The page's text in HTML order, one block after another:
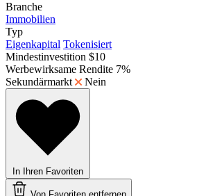
Branche
Immobilien
Typ
Eigenkapital Tokenisiert
Mindestinvestition $10
Werbewirksame Rendite 7%
Sekundärmarkt
Nein
In Ihren Favoriten